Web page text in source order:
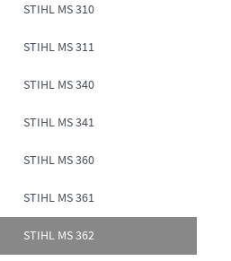
STIHL MS 310
STIHL MS 311
STIHL MS 340
STIHL MS 341
STIHL MS 360
STIHL MS 361
STIHL MS 362